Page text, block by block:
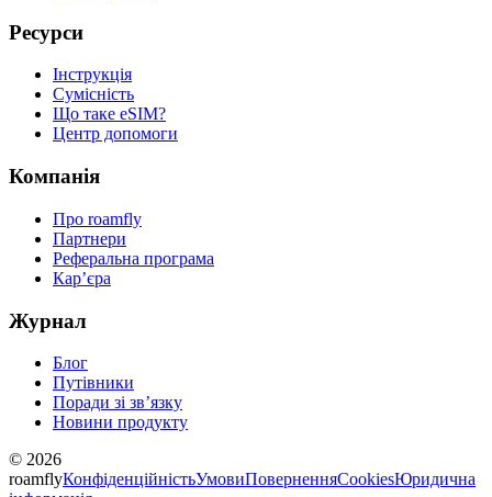
Ресурси
Інструкція
Сумісність
Що таке eSIM?
Центр допомоги
Компанія
Про roamfly
Партнери
Реферальна програма
Карʼєра
Журнал
Блог
Путівники
Поради зі звʼязку
Новини продукту
© 2026
roamflyКонфіденційністьУмовиПоверненняCookiesЮридична